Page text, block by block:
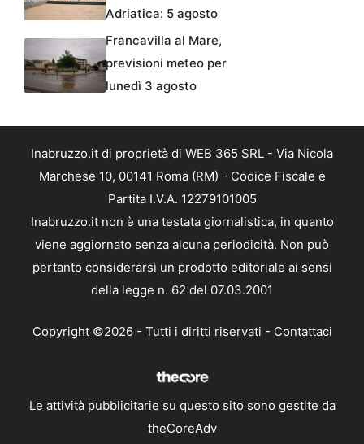
Adriatica: 5 agosto
Francavilla al Mare,
previsioni meteo per
lunedì 3 agosto
Inabruzzo.it di proprietà di WEB 365 SRL - Via Nicola
Marchese 10, 00141 Roma (RM) - Codice Fiscale e
Partita I.V.A. 12279101005
Inabruzzo.it non è una testata giornalistica, in quanto
viene aggiornato senza alcuna periodicità. Non può
pertanto considerarsi un prodotto editoriale ai sensi
della legge n. 62 del 07.03.2001
Copyright ©2026 - Tutti i diritti riservati - Contattaci
Le attività pubblicitarie su questo sito sono gestite da
theCoreAdv